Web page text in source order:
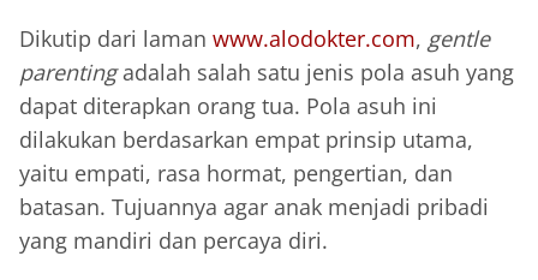
Dikutip dari laman www.alodokter.com, gentle
parentingadalah salah satu jenis pola asuh yang
dapat diterapkan orang tua. Pola asuh ini
dilakukan berdasarkan empat prinsip utama,
yaitu empati, rasa hormat, pengertian, dan
batasan. Tujuannya agar anak menjadi pribadi
yang mandiri dan percaya diri.